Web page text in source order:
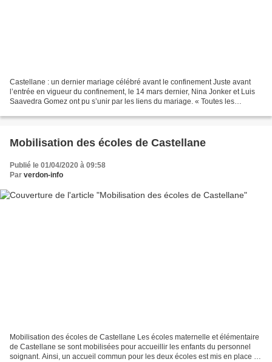
Castellane : un dernier mariage célébré avant le confinement Juste avant
l’entrée en vigueur du confinement, le 14 mars dernier, Nina Jonker et Luis
Saavedra Gomez ont pu s’unir par les liens du mariage. « Toutes les
Mobilisation des écoles de Castellane
Publié le 01/04/2020 à 09:58
Par verdon-info
Mobilisation des écoles de Castellane Les écoles maternelle et élémentaire
de Castellane se sont mobilisées pour accueillir les enfants du personnel
soignant. Ainsi, un accueil commun pour les deux écoles est mis en place et